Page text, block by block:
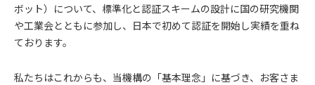
ボット）について、標準化と認証スキームの設計に国の研究機関
や工業会とともに参加し、日本で初めて認証を開始し実績を重ね
ております。
私たちはこれからも、当機構の「基本理念」に基づき、お客さま